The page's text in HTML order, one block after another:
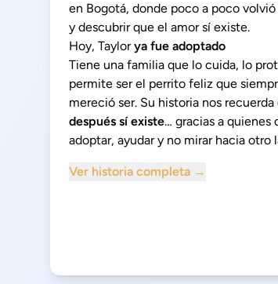
en Bogotá, donde poco a poco
y descubrir que el amor sí existe.
Hoy, Taylorya fue adoptado
Tiene una familia que lo cuida, lo
permite ser el perrito feliz que
mereció ser. Su historia nos recuerda
después sí existe… gracias a quienes
adoptar, ayudar y no mirar hacia otro
Ver historia completa →